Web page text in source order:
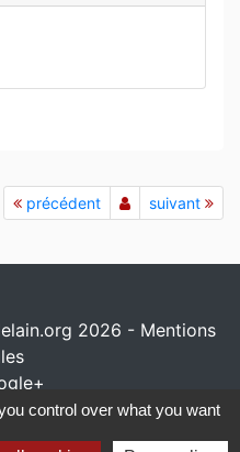
précédent suivant
2026 - Mentions
www.io-network.com
control over what you want